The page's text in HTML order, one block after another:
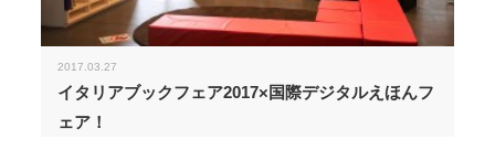
2017.03.27
イタリアブックフェア2017×国際デジタルえほんフ
ェア！